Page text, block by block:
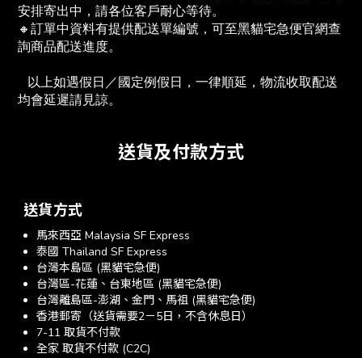
安排寄出中，請各位客戶耐心等待。
🔸訂單中資料有提供配送單編號，可至黑貓宅急便官網查
詢商品配送進度。
均會延遲請見諒。
送貨及付款方式
送貨方式
馬來西亞 Malaysia SF Express
泰國 Thailand SF Express
台灣本島區 (黑貓宅急便)
台灣區-花蓮、台東地區 (黑貓宅急便)
台灣離島區-澎湖、金門、馬祖 (黑貓宅急便)
香港郵寄（送貨需要2－5日，不含休息日）
7-11 取貨不付款
全家 取貨不付款 (C2C)